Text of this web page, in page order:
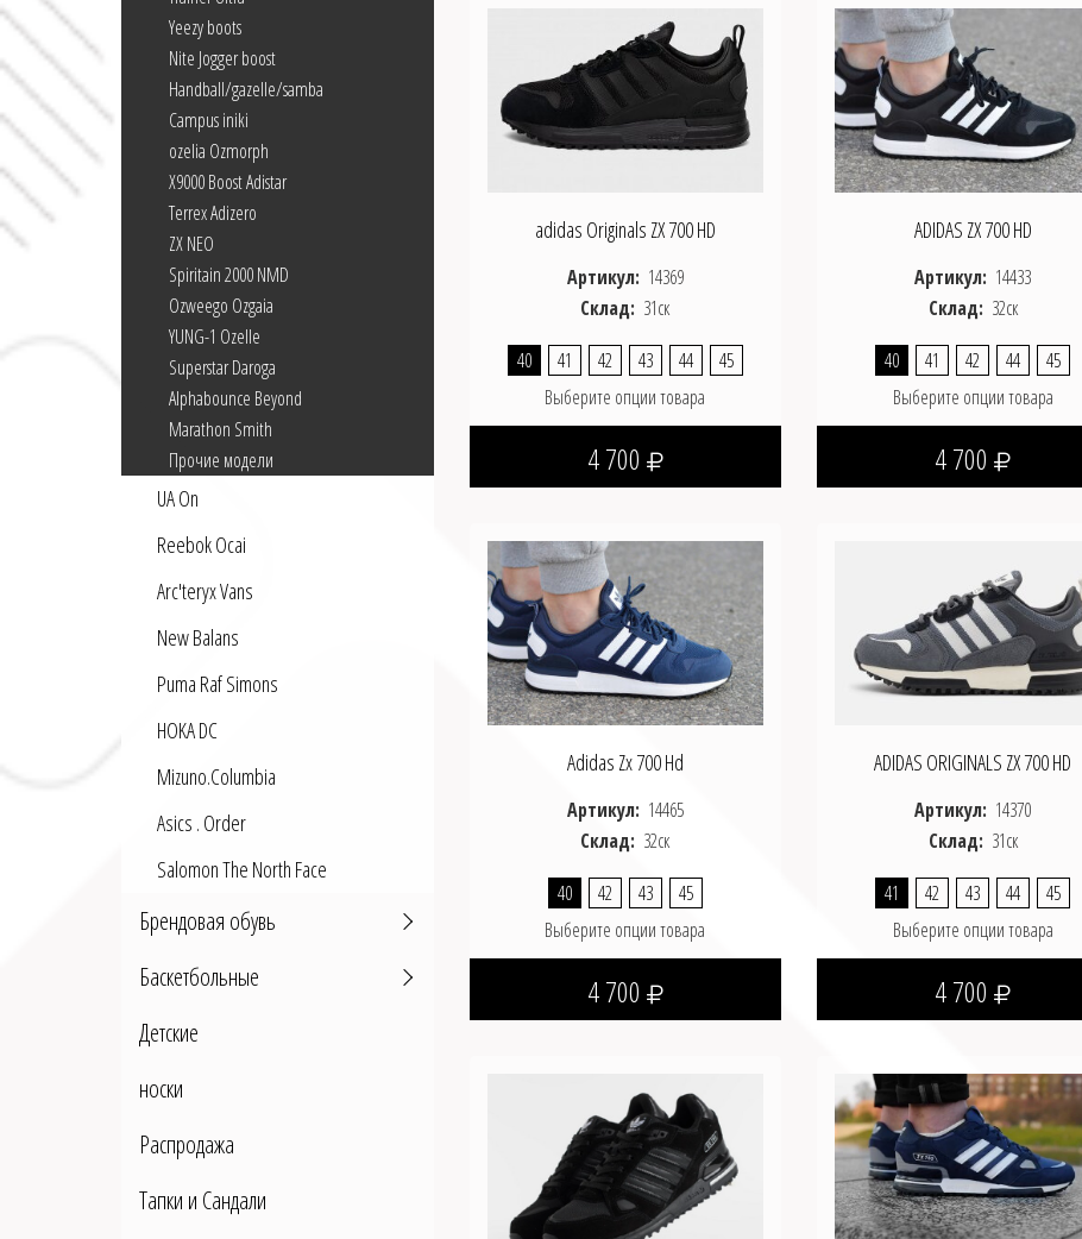
Yeezy boots
Nite Jogger boost
Handball/gazelle/samba
Campus iniki
ozelia Ozmorph
X9000 Boost Adistar
Terrex Adizero
ZX NEO
Spiritain 2000 NMD
Ozweego Ozgaia
YUNG-1 Ozelle
Superstar Daroga
Alphabounce Beyond
Marathon Smith
Прочие модели
UA On
Reebok Ocai
Arc'teryx Vans
New Balans
Puma Raf Simons
HOKA DC
Mizuno.Columbia
Asics . Order
Salomon The North Face
Брендовая обувь
Баскетбольные
Детские
носки
Распродажа
Тапки и Сандали
adidas Originals ZX 700 HD
Артикул: 14369
Склад: 31ск
40 41 42 43 44
45
Выберите опции товара
4 700
ADIDAS ZX 700 HD
Артикул: 14433
Склад: 32ск
40 41 42 44
45
Выберите опции товара
4 700
Adidas Zx 700 Hd
Артикул: 14465
Склад: 32ск
40 42 43
45
Выберите опции товара
4 700
ADIDAS ORIGINALS ZX 700 HD
Артикул: 14370
Склад: 31ск
41 42 43 44
45
Выберите опции товара
4 700